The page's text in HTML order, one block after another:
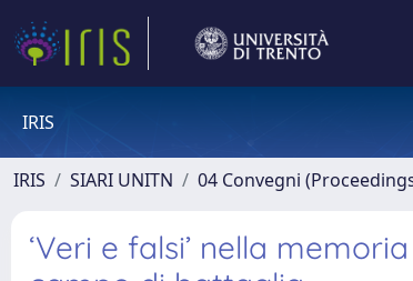
IRIS
IRIS SIARI UNITN 04 Convegni
‘Veri e falsi’ nella